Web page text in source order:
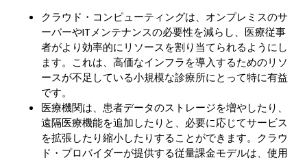
クラウド・コンピューティングは、オンプレミスのサ
ーバーやITメンテナンスの必要性を減らし、医療従事
者がより効率的にリソースを割り当てられるようにし
ます。これは、高価なインフラを導入するためのリソ
ースが不足している小規模な診療所にとって特に有益
です。
医療機関は、患者データのストレージを増やしたり、
遠隔医療機能を追加したりと、必要に応じてサービス
を拡張したり縮小したりすることができます。クラウ
ド・プロバイダーが提供する従量課金モデルは、使用